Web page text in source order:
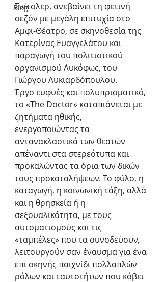
Blog
Σνίτσλερ, ανεβαίνει τη φετινή
σεζόν με μεγάλη επιτυχία στο
Αμφι-Θέατρο, σε σκηνοθεσία της
Κατερίνας Ευαγγελάτου και
παραγωγή του πολιτιστικού
οργανισμού Λυκόφως, του
Γιώργου Λυκιαρδόπουλου.
Έργο ευφυές και πολυπρισματικό,
το «The Doctor» καταπιάνεται με
ζητήματα ηθικής,
ενεργοποιώντας τα
αντανακλαστικά των θεατών
απέναντι στα στερεότυπα και
προκαλώντας τα όρια των δικών
τους προκαταλήψεων. Το φύλο, η
καταγωγή, η κοινωνική τάξη, αλλά
και η θρησκεία ή η
σεξουαλικότητα, με τους
αυτοματισμούς και τις
«ταμπέλες» που τα συνοδεύουν,
λειτουργούν σαν έναυσμα για ένα
επί σκηνής παιχνίδι πολλαπλών
ρόλων και ταυτοτήτων που κόβει